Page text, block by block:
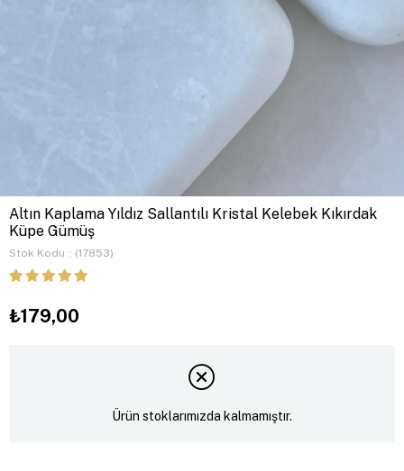
Altın Kaplama Yıldız Sallantılı Kristal Kelebek Kıkırdak
Küpe Gümüş
Stok Kodu (17853)
₺179,00
Ürün stoklarımızda kalmamıştır.